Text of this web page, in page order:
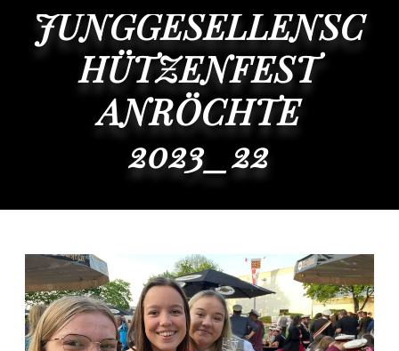
JUNGGESELLENSC
HÜTZENFEST
ANRÖCHTE
2023_22